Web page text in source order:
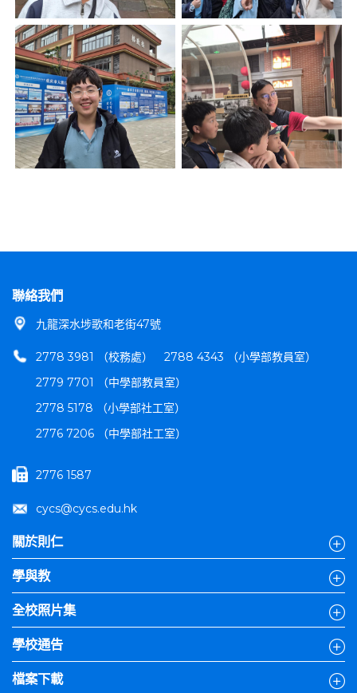
聯絡我們
九龍深水埗歌和老街47號
2778 3981 （校務處）
2788 4343 （小學部教員室）
2779 7701 （中學部教員室）
2778 5178 （小學部社工室）
2776 7206 （中學部社工室）
2776 1587
cycs@cycs.edu.hk
關於則仁
學與教
全校照片集
學校通告
檔案下載